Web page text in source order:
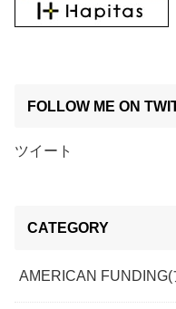
FOLLOW ME ON
ツイート
CATEGORY
AMERICAN